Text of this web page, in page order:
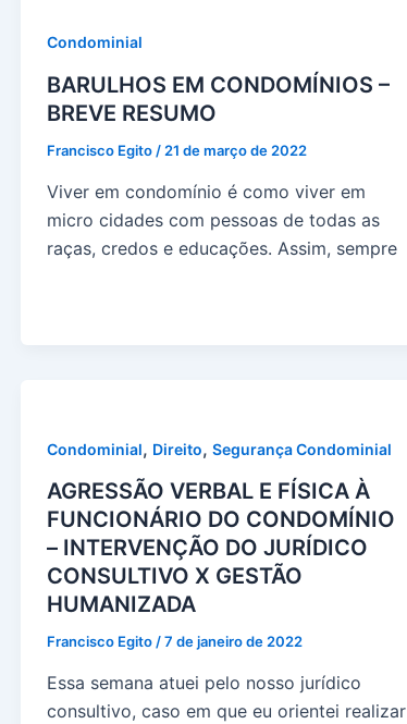
Condominial
BARULHOS EM CONDOMÍNIOS –
BREVE RESUMO
Francisco Egito / 21 de março de 2022
Viver em condomínio é como viver em
micro cidades com pessoas de todas as
raças, credos e educações. Assim, sempre
Condominial, Direito, Segurança Condominial
AGRESSÃO VERBAL E FÍSICA À
FUNCIONÁRIO DO CONDOMÍNIO
– INTERVENÇÃO DO JURÍDICO
CONSULTIVO X GESTÃO
HUMANIZADA
Francisco Egito/7 de janeiro de 2022
Essa semana atuei pelo nosso jurídico
consultivo, caso em que eu orientei realizar